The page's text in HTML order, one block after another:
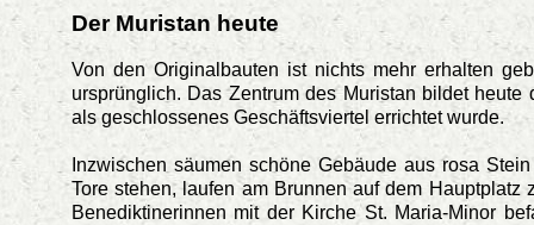
Der Muristan heute
Von den Originalbauten ist nichts mehr erhalten
ursprünglich. Das Zentrum des Muristan bildet
als geschlossenes Geschäftsviertel errichtet wurde.
Inzwischen säumen schöne Gebäude aus rosa
Tore stehen, laufen am Brunnen auf dem
Benediktinerinnen mit der Kirche St. Maria-Minor